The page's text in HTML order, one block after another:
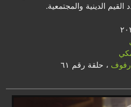
القيم الدينية والمجتمعية.
، حلقة رقم ٦١